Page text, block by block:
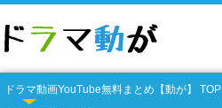
ドラマ動画YouTube無料まとめ【動が】 TOP